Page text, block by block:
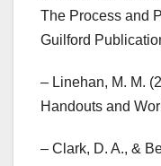
The Process and
Guilford
– Linehan, M. M.
Handouts and
– Clark, D. A., &